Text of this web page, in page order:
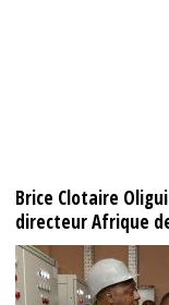
Brice Clotaire
directeur Afrique